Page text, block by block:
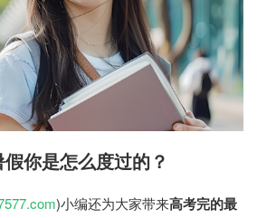
你是怎么度过的？
)小编还为大家带来高考完的最